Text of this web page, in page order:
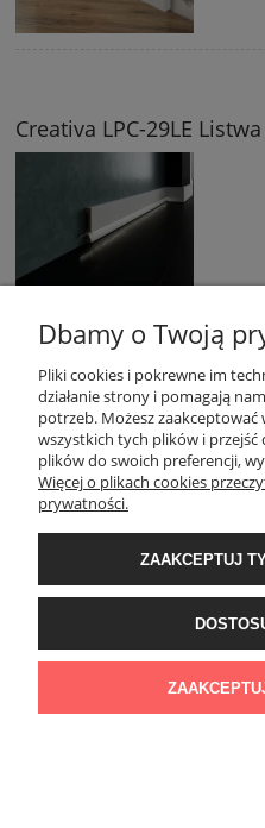
Creativa LPC-29LE
Creativa LPC-19M-LE
Creativa LPC-25M
Dbamy o Twoją
Pliki cookies i pokrewne im
działanie strony i pomagają
potrzeb. Możesz
wszystkich tych plików i
plików do swoich preferencji,
Więcej o plikach cookies
prywatności.
ZAAKCEPTUJ